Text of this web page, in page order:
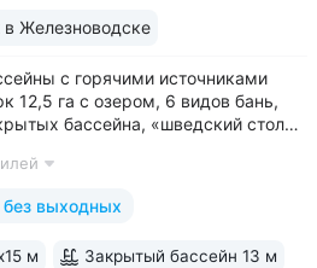
в Железноводске
с горячими источниками
12,5 га с озером, 6 видов бань,
бассейна, «шведский стол»
«Легенда Кавказа» •
выходных
м Закрытый бассейн 13 м